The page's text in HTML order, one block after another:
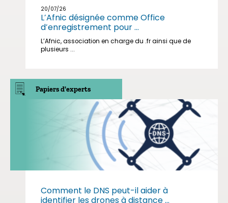
20/07/26
L’Afnic désignée comme Office
d’enregistrement pour ...
L’Afnic, association en charge du .fr ainsi que de
plusieurs ...
Papiers d'experts
Comment le DNS peut-il aider à
identifier les drones à distance ...